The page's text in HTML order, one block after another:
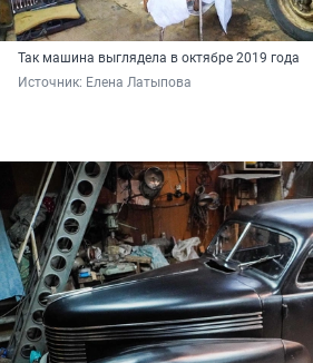
Так машина выглядела в октябре 2019 года
Источник: Елена Латыпова